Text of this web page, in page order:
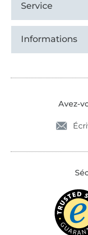
Service
Informations
Avez-